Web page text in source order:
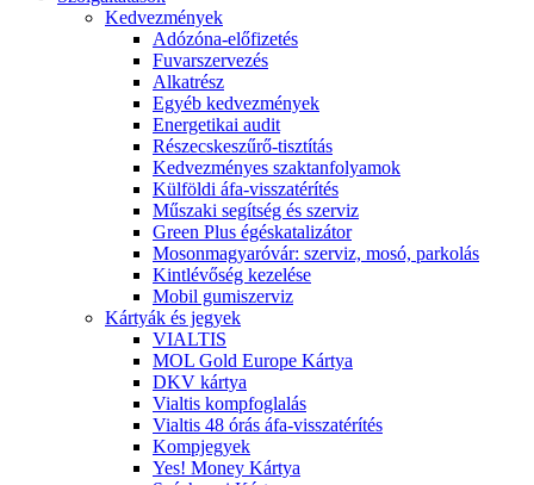
Kedvezmények
Adózóna-előfizetés
Fuvarszervezés
Alkatrész
Egyéb kedvezmények
Energetikai audit
Részecskeszűrő-tisztítás
Kedvezményes szaktanfolyamok
Külföldi áfa-visszatérítés
Műszaki segítség és szerviz
Green Plus égéskatalizátor
Mosonmagyaróvár: szerviz, mosó, parkolás
Kintlévőség kezelése
Mobil gumiszerviz
Kártyák és jegyek
VIALTIS
MOL Gold Europe Kártya
DKV kártya
Vialtis kompfoglalás
Vialtis 48 órás áfa-visszatérítés
Kompjegyek
Yes! Money Kártya